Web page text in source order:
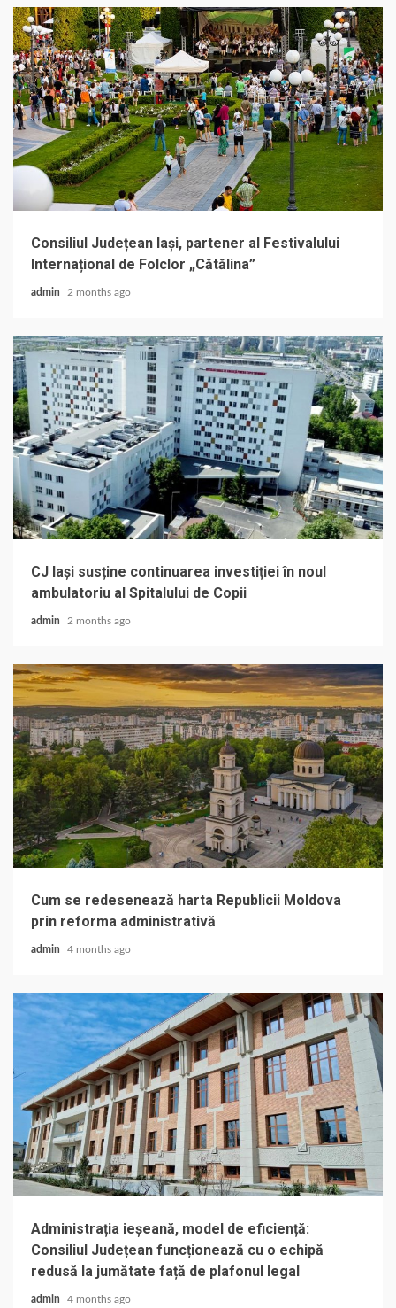
Consiliul Județean Iași, partener al Festivalului
Internațional de Folclor „Cătălina”
admin 2 months ago
CJ Iași susține continuarea investiției în noul
ambulatoriu al Spitalului de Copii
admin 2 months ago
Cum se redesenează harta Republicii Moldova
prin reforma administrativă
admin 4 months ago
Administrația ieșeană, model de eficiență:
Consiliul Județean funcționează cu o echipă
redusă la jumătate față de plafonul legal
admin 4 months ago